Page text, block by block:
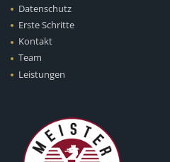
Datenschutz
Erste Schritte
Kontakt
Team
Leistungen